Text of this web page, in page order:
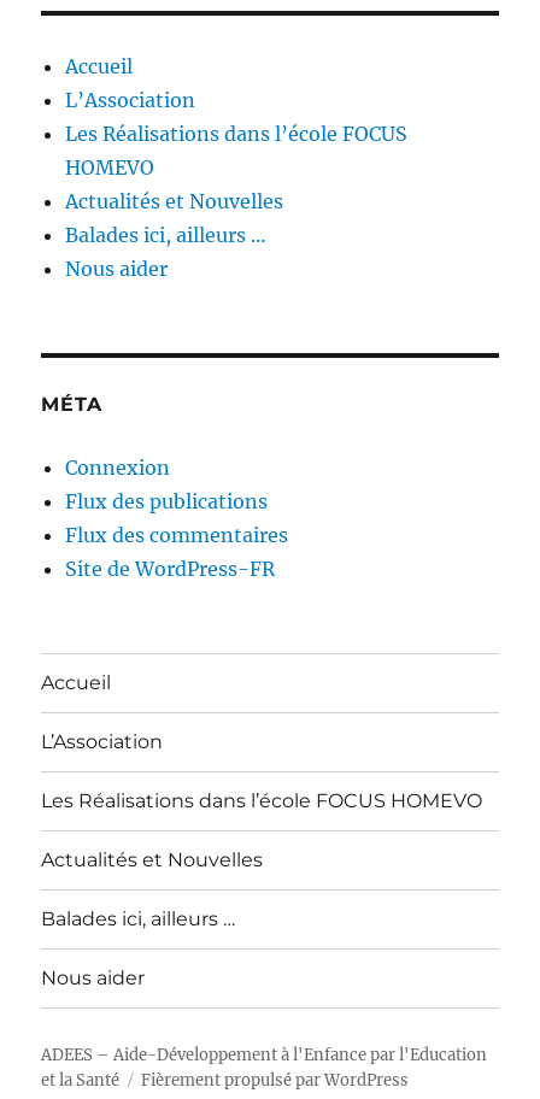
Accueil
L’Association
Les Réalisations dans l’école FOCUS
HOMEVO
Actualités et Nouvelles
Balades ici, ailleurs …
Nous aider
MÉTA
Connexion
Flux des publications
Flux des commentaires
Site de WordPress-FR
Accueil
L’Association
Les Réalisations dans l’école FOCUS HOMEVO
Actualités et Nouvelles
Balades ici, ailleurs …
Nous aider
ADEES – Aide-Développement à l'Enfance par l'Education
et la Santé
Fièrement propulsé par WordPress